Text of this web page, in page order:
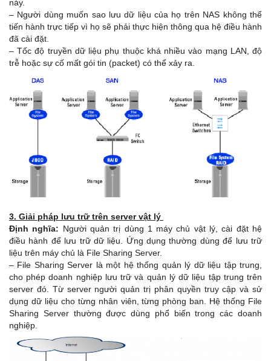
này.
– Người dùng muốn sao lưu dữ liệu của họ trên NAS không thể
tiến hành trực tiếp vì họ sẽ phải thực hiện thông qua hệ điều hành
đã cài đặt.
– Tốc độ truyền dữ liệu phụ thuộc khá nhiều vào mạng LAN, độ
trễ hoặc sự cố mất gói tin (packet) có thể xảy ra.
3. Giải pháp lưu trữ trên server vật lý
Định nghĩa: Người quản trị dùng 1 máy chủ vật lý, cài đặt hệ
điều hành để lưu trữ dữ liệu. Ứng dụng thường dùng để lưu trữ
liệu trên máy chủ là File Sharing Server.
– File Sharing Server là một hệ thống quản lý dữ liệu tập trung,
cho phép doanh nghiệp lưu trữ và quản lý dữ liệu tập trung trên
server đó. Từ server người quản trị phân quyền truy cập và sử
dụng dữ liệu cho từng nhân viên, từng phòng ban. Hệ thống File
Sharing Server thường được dùng phổ biến trong các doanh
nghiệp.